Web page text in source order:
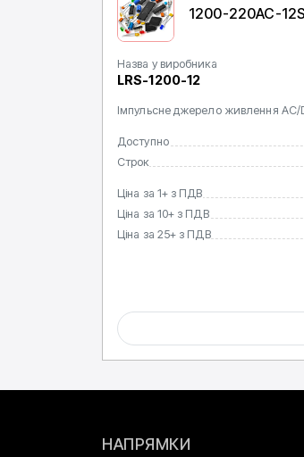
1200-220AC-
Назва у виробника
LRS-1200-12
Імпульсне джерело живлення AC/
Доступно
Строк
Ціна за 1+ з ПДВ
Ціна за 10+ з ПДВ
Ціна за 25+ з ПДВ
НАПРЯМКИ